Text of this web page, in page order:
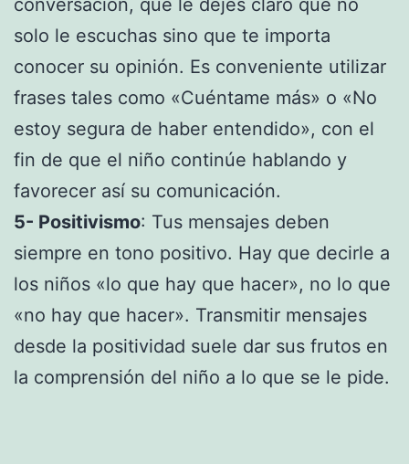
conversación, que le dejes claro que no
solo le escuchas sino que te importa
conocer su opinión. Es conveniente utilizar
frases tales como «Cuéntame más» o «No
estoy segura de haber entendido», con el
fin de que el niño continúe hablando y
favorecer así su comunicación.
5- Positivismo: Tus mensajes deben
siempre en tono positivo. Hay que decirle a
los niños «lo que hay que hacer», no lo que
«no hay que hacer». Transmitir mensajes
desde la positividad suele dar sus frutos en
la comprensión del niño a lo que se le pide.